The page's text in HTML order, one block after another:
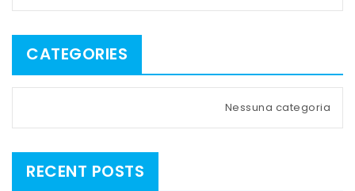
CATEGORIES
Nessuna categoria
RECENT POSTS